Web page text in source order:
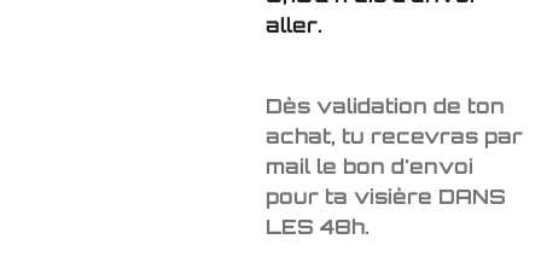
aller.
Dès validation de ton
achat, tu recevras par
mail le bon d'envoi
pour ta visière DANS
LES 48h.